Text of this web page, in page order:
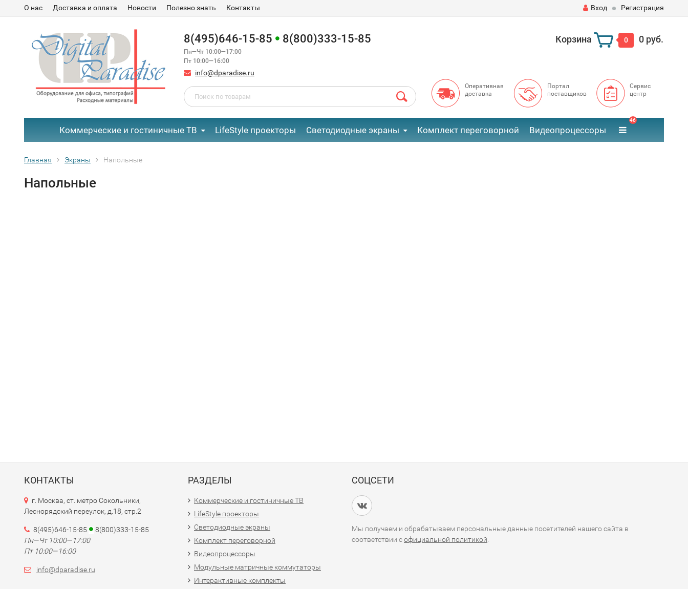
О нас Доставка и оплата Новости Полезно знать Контакты Вход Регистрация
8(495)646-15-85 8(800)333-15-85
Пн—Чт 10:00—17:00
Пт 10:00—16:00
info@dparadise.ru
Корзина 0 0 руб.
Оперативная
доставка
Портал
поставщиков
Сервис
центр
Коммерческие и гостиничные ТВ LifeStyle проекторы Светодиодные экраны Комплект переговорной Видеопроцессоры
46
Главная Экраны Напольные
Напольные
КОНТАКТЫ
г. Москва, ст. метро Сокольники,
Леснорядский переулок, д.18, стр.2
8(495)646-15-85
8(800)333-15-85
Пн—Чт 10:00—17:00
Пт 10:00—16:00
info@dparadise.ru
РАЗДЕЛЫ
Коммерческие и гостиничные ТВ
LifeStyle проекторы
Светодиодные экраны
Комплект переговорной
Видеопроцессоры
Модульные матричные коммутаторы
Интерактивные комплекты
СОЦСЕТИ
Мы получаем и обрабатываем персональные данные посетителей нашего сайта в
соответствии софициальной политикой